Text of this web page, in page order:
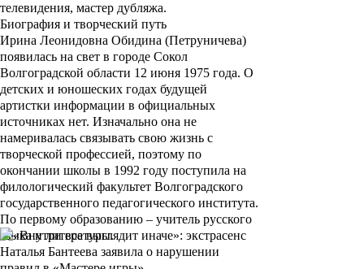
телевидения, мастер дубляжа.
Биография и творческий путь
Ирина Леонидовна Обидина (Петруничева)
появилась на свет в городе Сокол
Волгоградской области 12 июня 1975 года. О
детских и юношеских годах будущей
артистки информации в официальных
источниках нет. Изначально она не
намеривалась связывать свою жизнь с
творческой профессией, поэтому по
окончании школы в 1992 году поступила на
филологический факультет Волгоградского
государственного педагогического института.
По первому образованию – учитель русского
языка и литературы.